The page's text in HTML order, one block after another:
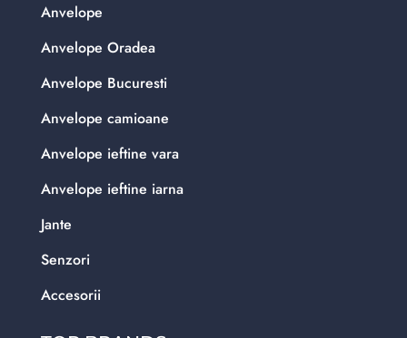
Anvelope
Anvelope Oradea
Anvelope Bucuresti
Anvelope camioane
Anvelope ieftine vara
Anvelope ieftine iarna
Jante
Senzori
Accesorii